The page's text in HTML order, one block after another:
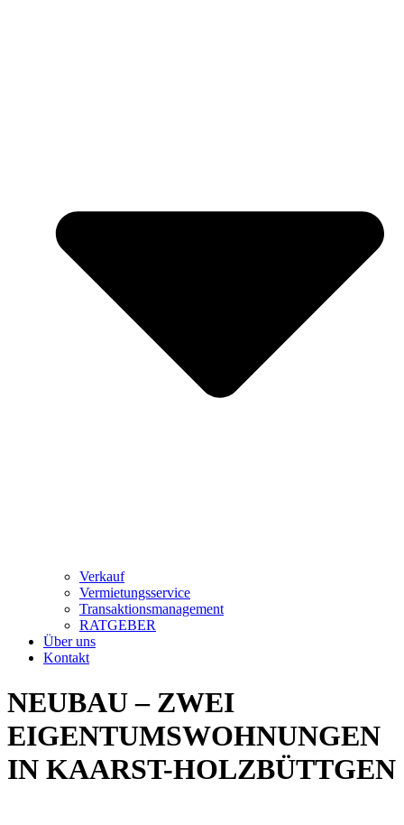
Verkauf
Vermietungsservice
Transaktionsmanagement
RATGEBER
Über uns
Kontakt
NEUBAU – ZWEI
EIGENTUMSWOHNUNGEN
IN KAARST-HOLZBÜTTGEN